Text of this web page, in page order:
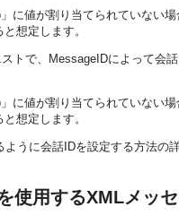
」に値が割り当てられていな
想定します。
トで、MessageIDによって会
」に値が割り当てられていな
想定します。
ように会話IDを設定する方法の
使用するXMLメッ